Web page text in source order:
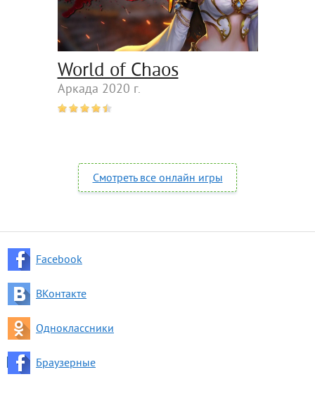
World of Chaos
Аркада 2020 г.
Смотреть все онлайн игры
Facebook
ВКонтакте
Одноклассники
Браузерные